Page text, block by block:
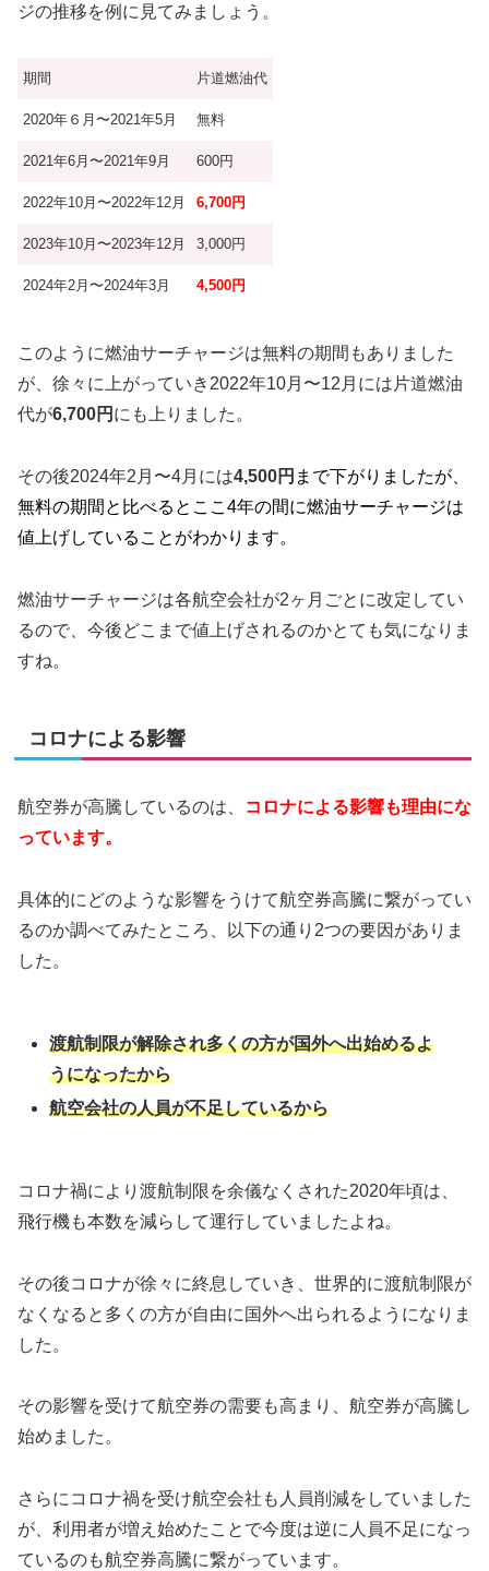
ジの推移を例に見てみましょう。
期間 片道燃油代
2020年６月〜2021年5月 無料
2021年6月〜2021年9月 600円
2022年10月〜2022年12月 6,700円
2023年10月〜2023年12月 3,000円
2024年2月〜2024年3月 4,500円
このように燃油サーチャージは無料の期間もありました
が、徐々に上がっていき2022年10月〜12月には片道燃油
代が6,700円 にも上りました。
その後2024年2月〜4月には4,500円 まで下がりましたが、
無料の期間と比べるとここ4年の間に燃油サーチャージは
値上げしていることがわかります。
燃油サーチャージは各航空会社が2ヶ月ごとに改定してい
るので、今後どこまで値上げされるのかとても気になりま
すね。
コロナによる影響
航空券が高騰しているのは、
コロナによる影響も理由にな
っています。
具体的にどのような影響をうけて航空券高騰に繋がってい
るのか調べてみたところ、以下の通り2つの要因がありま
した。
渡航制限が解除され多くの方が国外へ出始めるよ
うになったから
航空会社の人員が不足しているから
コロナ禍により渡航制限を余儀なくされた2020年頃は、
飛行機も本数を減らして運行していましたよね。
その後コロナが徐々に終息していき、世界的に渡航制限が
なくなると多くの方が自由に国外へ出られるようになりま
した。
その影響を受けて航空券の需要も高まり、航空券が高騰し
始めました。
さらにコロナ禍を受け航空会社も人員削減をしていました
が、利用者が増え始めたことで今度は逆に人員不足になっ
ているのも航空券高騰に繋がっています。